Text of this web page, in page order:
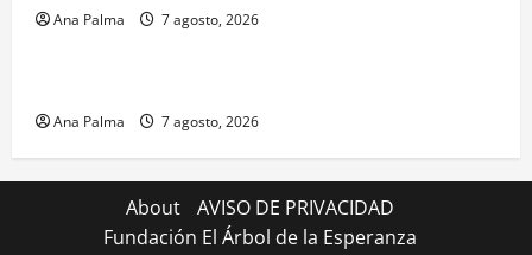
Ana Palma 7 agosto, 2026
Estados Portada
Ana Palma 7 agosto, 2026
About
AVISO DE PRIVACIDAD
Fundación El Árbol de la Esperanza